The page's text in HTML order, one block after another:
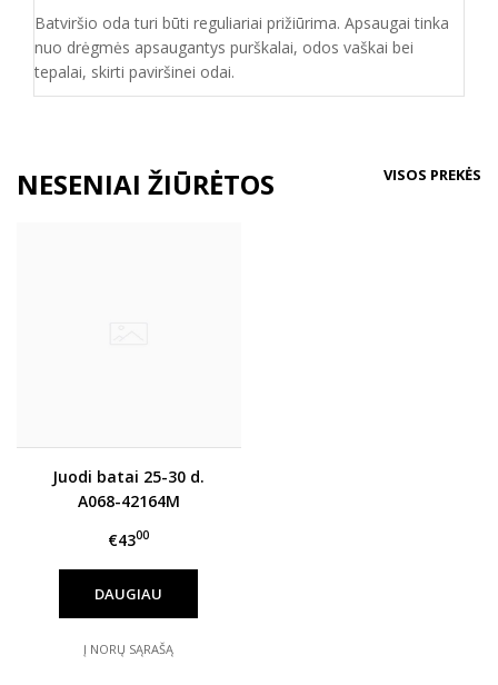
Batviršio oda turi būti reguliariai prižiūrima. Apsaugai tinka
nuo drėgmės apsaugantys purškalai, odos vaškai bei
tepalai, skirti paviršinei odai.
NESENIAI ŽIŪRĖTOS VISOS PREKĖS
Juodi batai 25-30 d.
A068-42164M
€4300
DAUGIAU
Į NORŲ SĄRAŠĄ